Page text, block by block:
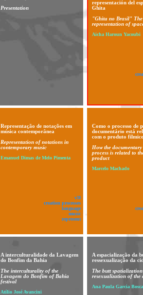
Presentation
representación del
Ghita
"Ghita no Brasil" The
representation of
Aicha Haroun Yacoubi
Representação de notações em
música contemporânea
Representation of notations in
contemporary music
Emanuel Dimas de Melo Pimenta
v!8
creation processes
language
music
represent
Como o processo de
documentário está
com o produto
How the documentary
process is related to
product
Marcelo Machado
A interculturalidade da Lavagem
do Bonfim da Bahia
The interculturality of the
Lavagem do Bonfim of Bahia
festival
Atílio José Avancini
A espacialização da
ressexualização da
The butt
resexualization of the
Ana Paula Garcia